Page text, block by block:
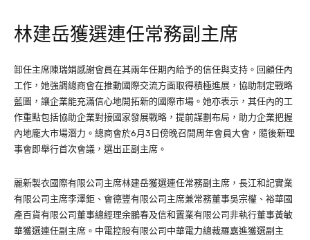
林建岳獲選連任常務副主席
卸任主席陳瑞娟感謝會員在其兩年任期內給予的信任與支持。回顧任內
工作，她強調總商會在推動國際交流方面取得積極進展，協助制定戰略
藍圖，讓企業能充滿信心地開拓新的國際市場。她亦表示，其任內的工
作重點包括協助企業對接國家發展戰略，提前謀劃布局，助力企業把握
內地龐大市場潛力。總商會於6月3日傍晚召開周年會員大會，隨後新理
事會即舉行首次會議，選出正副主席。
麗新製衣國際有限公司主席林建岳獲選連任常務副主席，長江和記實業
有限公司主席李澤鉅、會德豐有限公司主席兼常務董事吳宗權、裕華國
產百貨有限公司董事總經理余鵬春及信和置業有限公司非執行董事黃敏
華獲選連任副主席。中電控股有限公司中華電力總裁羅嘉進獲選副主